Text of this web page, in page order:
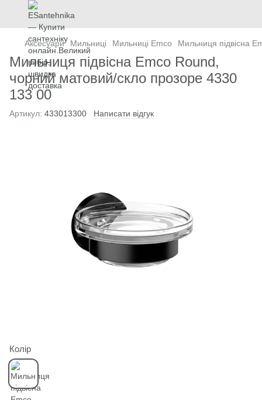
Аксесуари Мильниці Мильниці Emco Мильниця підвісна
Мильниця підвісна Emco Round,
чорний матовий/скло прозоре 4330
133 00
Артикул: 433013300 Написати відгук
Колір